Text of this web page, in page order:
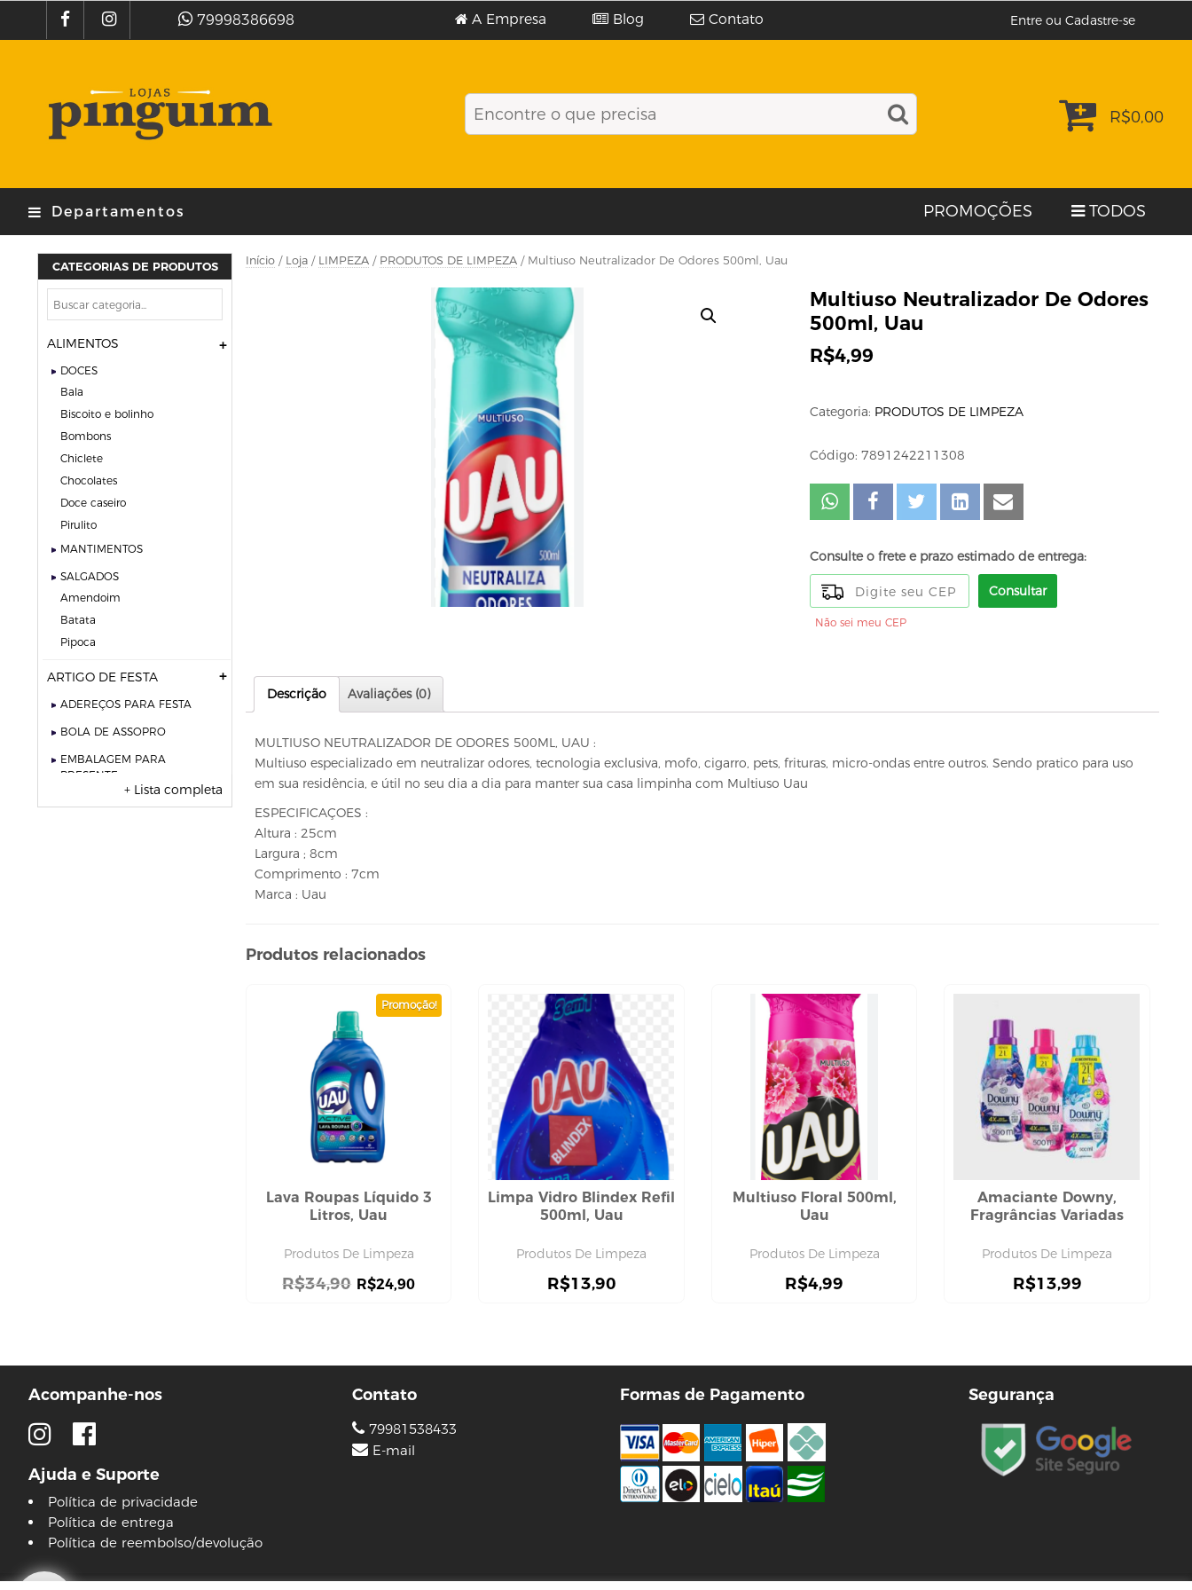
79998386698 A Empresa Blog Contato Entre ou Cadastre-se
R$0,00
Departamentos PROMOÇÕES TODOS
Início / Loja / LIMPEZA / PRODUTOS DE LIMPEZA / Multiuso Neutralizador De Odores 500ml, Uau
Multiuso Neutralizador De Odores
500ml, Uau
R$4,99
Categoria: PRODUTOS DE LIMPEZA
Código: 7891242211308
Consulte o frete e prazo estimado de entrega:
Consultar
Não sei meu CEP
Descrição Avaliações (0)
MULTIUSO NEUTRALIZADOR DE ODORES 500ML, UAU :
Multiuso especializado em neutralizar odores, tecnologia exclusiva, mofo, cigarro, pets, frituras, micro-ondas entre outros. Sendo pratico para uso
em sua residência, e útil no seu dia a dia para manter sua casa limpinha com Multiuso Uau
ESPECIFICAÇOES :
Altura : 25cm
Largura ; 8cm
Comprimento : 7cm
Marca : Uau
Produtos relacionados
Promoção!
Lava Roupas Líquido 3
Litros, Uau
Produtos De Limpeza
R$34,90 R$24,90
Limpa Vidro Blindex Refil
500ml, Uau
Produtos De Limpeza
R$13,90
Multiuso Floral 500ml,
Uau
Produtos De Limpeza
R$4,99
Amaciante Downy,
Fragrâncias Variadas
Produtos De Limpeza
R$13,99
CATEGORIAS DE PRODUTOS
ALIMENTOS
DOCES
bala
biscoito e bolinho
bombons
chiclete
chocolates
doce caseiro
pirulito
MANTIMENTOS
SALGADOS
amendoim
batata
pipoca
ARTIGO DE FESTA
ADEREÇOS PARA FESTA
BOLA DE ASSOPRO
EMBALAGEM PARA
PRESENTE
cera
DESODORANTE
HIGIENE BOCAL
HIGIENE ÍNTIMA
absorvente
HIGIENE PESSOAL
+ Lista completa
Acompanhe-nos
Ajuda e Suporte
Política de privacidade
Política de entrega
Política de reembolso/devolução
Contato
79981538433
E-mail
Formas de Pagamento Segurança